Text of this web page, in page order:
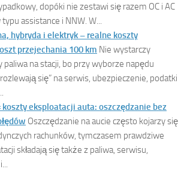
dopóki nie zestawi się razem OC i AC
assistance i NNW. W...
hybryda i elektryk – realne koszty
przejechania 100 km Nie wystarczy
paliwa na stacji, bo przy wyborze napędu
się” na serwis, ubezpieczenie, podatki
koszty eksploatacji auta: oszczędzanie bez
Oszczędzanie na aucie często kojarzy się
rachunków, tymczasem prawdziwe
składają się także z paliwa, serwisu,